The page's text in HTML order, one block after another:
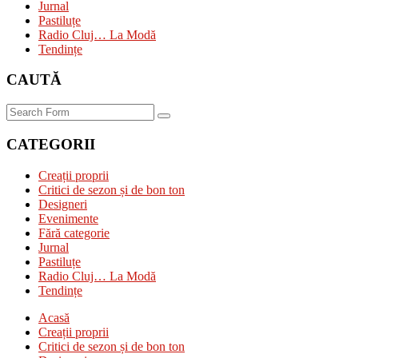
Jurnal
Pastiluțe
Radio Cluj… La Modă
Tendințe
CAUTĂ
Search
CATEGORII
Creații proprii
Critici de sezon și de bon ton
Designeri
Evenimente
Fără categorie
Jurnal
Pastiluțe
Radio Cluj… La Modă
Tendințe
Acasă
Creații proprii
Critici de sezon și de bon ton